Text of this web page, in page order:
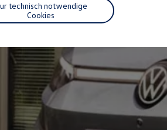
technisch notwendige
Cookies